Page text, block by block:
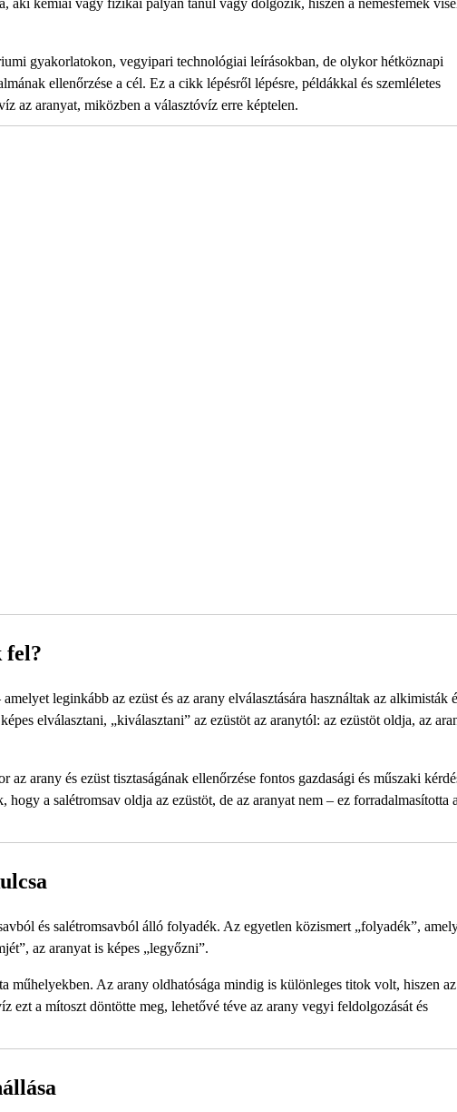
gyakorlatokon, vegyipari technológiai leírásokban, de olykor hétköznapi
ellenőrzése a cél. Ez a cikk lépésről lépésre, példákkal és szemléletes
az aranyat, miközben a választóvíz erre képtelen.
fel?
leginkább az ezüst és az arany elválasztására használtak az alkimisták
elválasztani, „kiválasztani” az ezüstöt az aranytól: az ezüstöt oldja, az
arany és ezüst tisztaságának ellenőrzése fontos gazdasági és műszaki
a salétromsav oldja az ezüstöt, de az aranyat nem – ez forradalmasította a
és salétromsavból álló folyadék. Az egyetlen közismert „folyadék”,
az aranyat is képes „legyőzni”.
műhelyekben. Az arany oldhatósága mindig is különleges titok volt, hiszen
a mítoszt döntötte meg, lehetővé téve az arany vegyi feldolgozását és